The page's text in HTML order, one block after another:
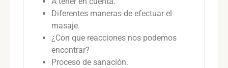
Diferentes maneras de efectuar el
masaje.
¿Con que reacciones nos podemos
encontrar?
Proceso de sanación.